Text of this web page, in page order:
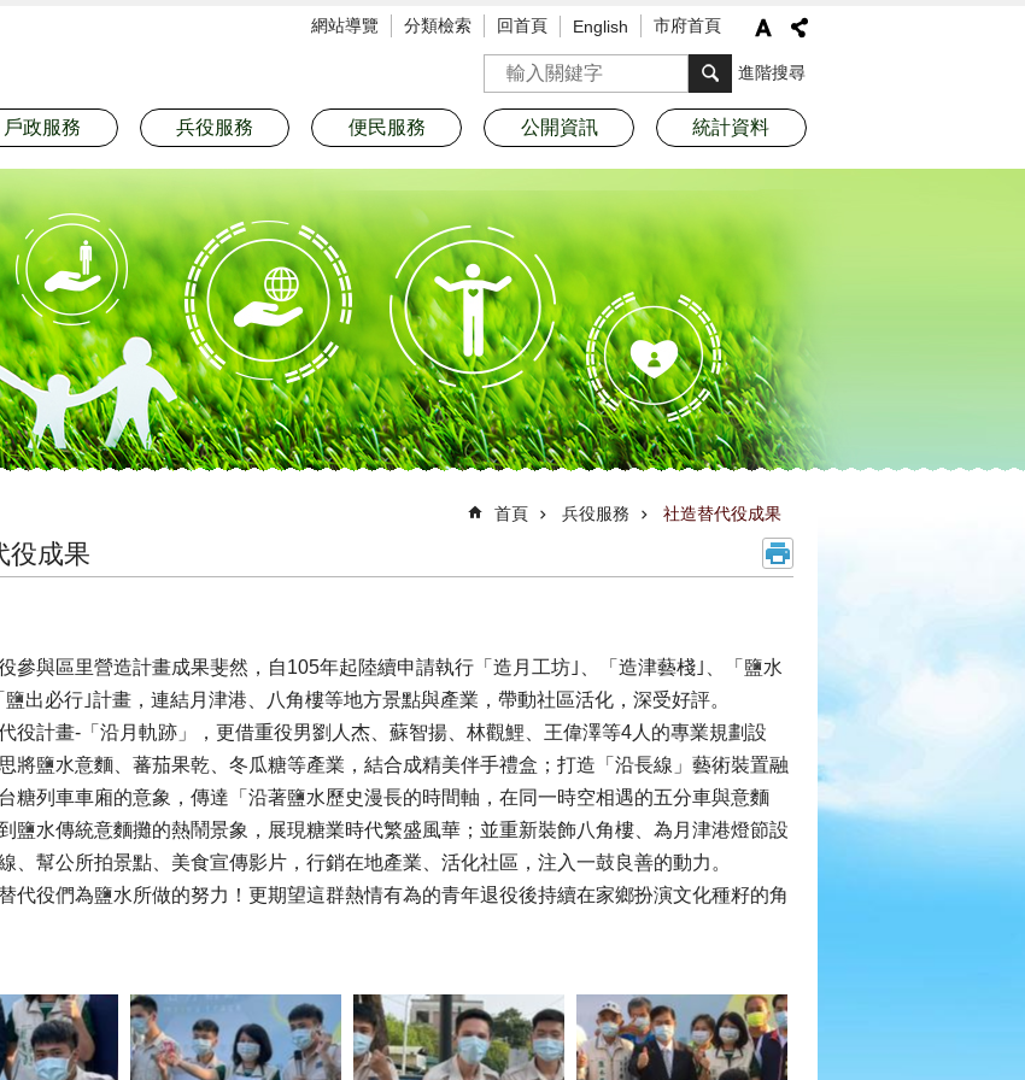
網站導覽 分類檢索 回首頁 English 市府首頁
搜尋 進階搜尋
戶政服務 兵役服務 便民服務 公開資訊 統計資料
首頁 兵役服務 社造替代役成果
役成果
參與區里營造計畫成果斐然，自105年起陸續申請執行「造月工坊｣、「造津藝棧｣、「鹽水
鹽出必行｣計畫，連結月津港、八角樓等地方景點與產業，帶動社區活化，深受好評。
役計畫-「沿月軌跡」，更借重役男劉人杰、蘇智揚、林觀鯉、王偉澤等4人的專業規劃設
將鹽水意麵、蕃茄果乾、冬瓜糖等產業，結合成精美伴手禮盒；打造「沿長線」藝術裝置融
糖列車車廂的意象，傳達「沿著鹽水歷史漫長的時間軸，在同一時空相遇的五分車與意麵
鹽水傳統意麵攤的熱鬧景象，展現糖業時代繁盛風華；並重新裝飾八角樓、為月津港燈節設
、幫公所拍景點、美食宣傳影片，行銷在地產業、活化社區，注入一鼓良善的動力。
代役們為鹽水所做的努力！更期望這群熱情有為的青年退役後持續在家鄉扮演文化種籽的角